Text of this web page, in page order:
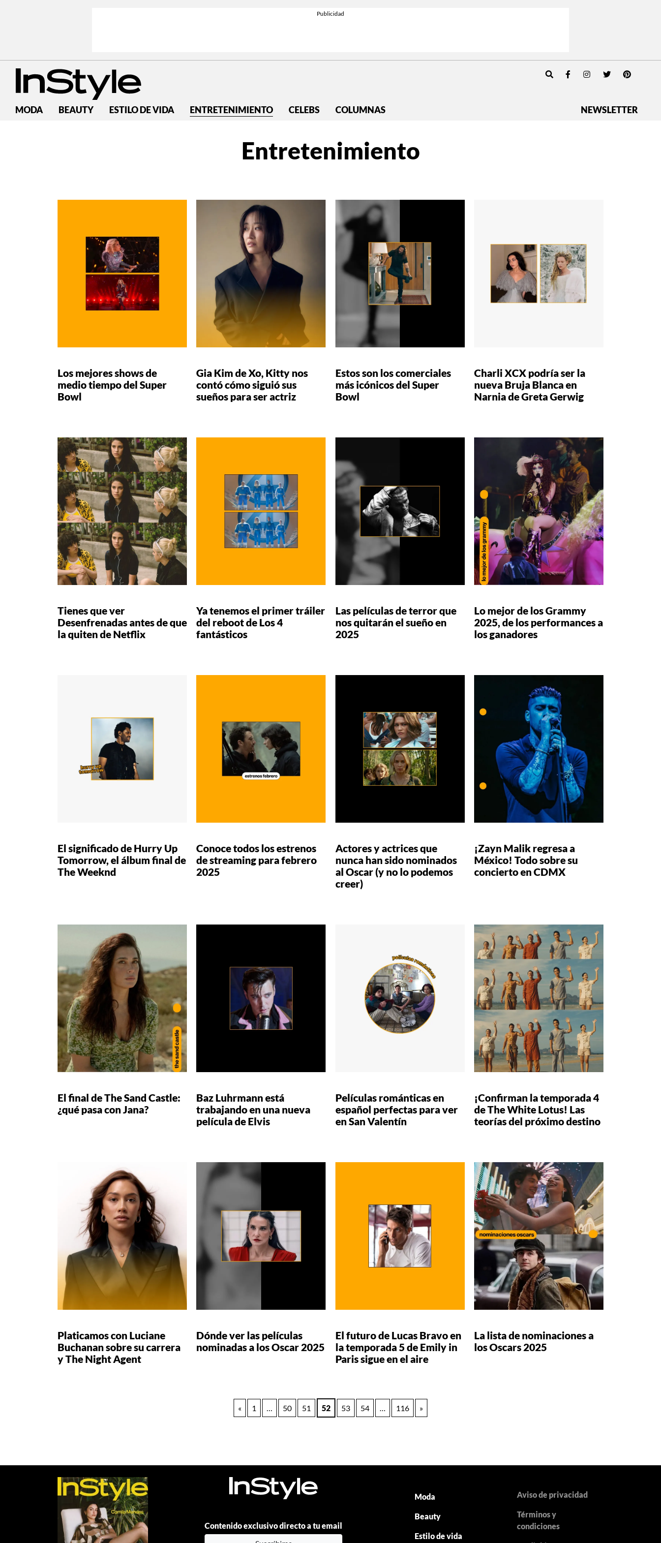
MODA BEAUTY ESTILO DE VIDA ENTRETENIMIENTO CELEBS COLUMNAS NEWSLETTER
Entretenimiento
Los mejores shows de
medio tiempo del Super
Bowl
Gia Kim de Xo, Kitty nos
contó cómo siguió sus
sueños para ser actriz
Estos son los comerciales
más icónicos del Super
Bowl
Charli XCX podría ser la
nueva Bruja Blanca en
Narnia de Greta Gerwig
Tienes que ver
Desenfrenadas antes de que
la quiten de Netflix
Ya tenemos el primer tráiler
del reboot de Los 4
fantásticos
Las películas de terror que
nos quitarán el sueño en
2025
Lo mejor de los Grammy
2025, de los performances a
los ganadores
El significado de Hurry Up
Tomorrow, el álbum final de
The Weeknd
Conoce todos los estrenos
de streaming para febrero
2025
Actores y actrices que
nunca han sido nominados
al Oscar (y no lo podemos
creer)
¡Zayn Malik regresa a
México! Todo sobre su
concierto en CDMX
El final de The Sand Castle:
¿qué pasa con Jana?
Baz Luhrmann está
trabajando en una nueva
película de Elvis
Películas románticas en
español perfectas para ver
en San Valentín
¡Confirman la temporada 4
de The White Lotus! Las
teorías del próximo destino
Platicamos con Luciane
Buchanan sobre su carrera
y The Night Agent
Dónde ver las películas
nominadas a los Oscar 2025
El futuro de Lucas Bravo en
la temporada 5 de Emily in
Paris sigue en el aire
La lista de nominaciones a
los Oscars 2025
« 1 … 50 51 52 53 54 … 116 »
Contenido exclusivo directo a tu email
Moda
Beauty
Estilo de vida
Aviso de privacidad
Términos y
condiciones